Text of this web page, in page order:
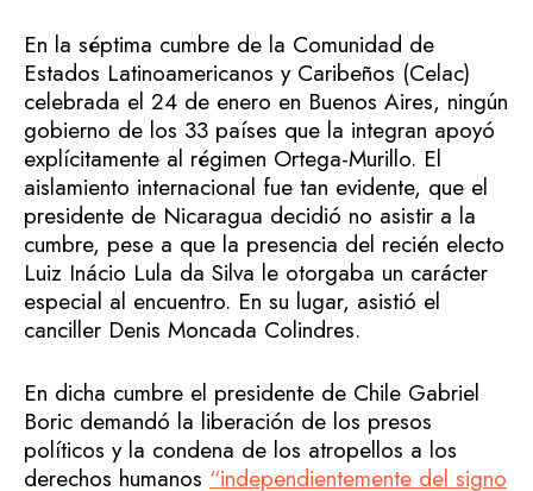
En la séptima cumbre de la Comunidad de
Estados Latinoamericanos y Caribeños (Celac)
celebrada el 24 de enero en Buenos Aires, ningún
gobierno de los 33 países que la integran apoyó
explícitamente al régimen Ortega-Murillo. El
aislamiento internacional fue tan evidente, que el
presidente de Nicaragua decidió no asistir a la
cumbre, pese a que la presencia del recién electo
Luiz Inácio Lula da Silva le otorgaba un carácter
especial al encuentro. En su lugar, asistió el
canciller Denis Moncada Colindres.
En dicha cumbre el presidente de Chile Gabriel
Boric demandó la liberación de los presos
políticos y la condena de los atropellos a los
derechos humanos “independientemente del signo